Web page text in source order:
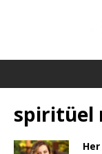
spiritüel
Her